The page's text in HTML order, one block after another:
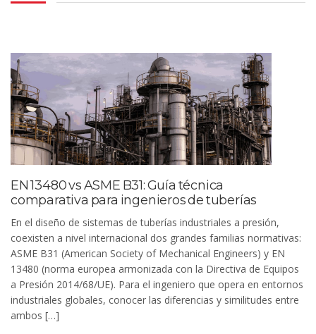
EN 13480 vs ASME B31: Guía técnica
comparativa para ingenieros de tuberías
En el diseño de sistemas de tuberías industriales a presión,
coexisten a nivel internacional dos grandes familias normativas:
ASME B31 (American Society of Mechanical Engineers) y EN
13480 (norma europea armonizada con la Directiva de Equipos
a Presión 2014/68/UE). Para el ingeniero que opera en entornos
industriales globales, conocer las diferencias y similitudes entre
ambos […]